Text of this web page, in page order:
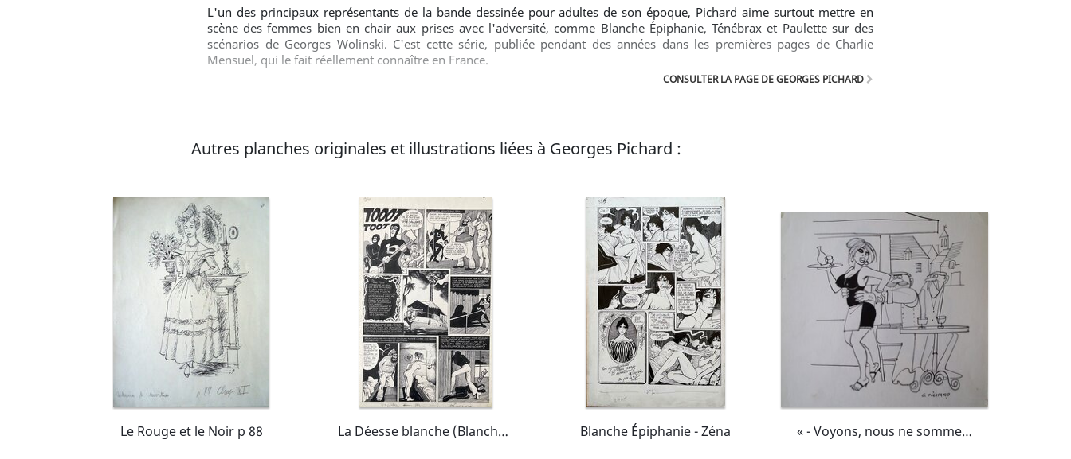
L'un des principaux représentants de la bande dessinée pour adultes de son époque, Pichard aime surtout mettre en
scène des femmes bien en chair aux prises avec l'adversité, comme Blanche Épiphanie, Ténébrax et Paulette sur des
scénarios de Georges Wolinski. C'est cette série, publiée pendant des années dans les premières pages de Charlie
Mensuel, qui le fait réellement connaître en France.
CONSULTER LA PAGE DE GEORGES PICHARD
Autres planches originales et illustrations liées à Georges Pichard :
Le Rouge et le Noir p 88 La Déesse blanche (Blanche Epiphanie) Blanche Épiphanie - Zéna « - Voyons, nous ne sommes pas seuls ! - C'est pour le Gustave que tu dis ça ? [...] ».